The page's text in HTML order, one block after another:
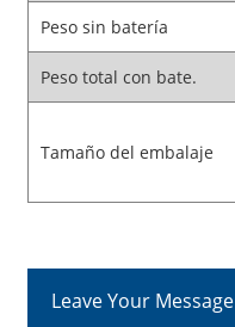
Peso sin batería
Peso total con bate.
Tamaño del embalaje
Leave Your Message